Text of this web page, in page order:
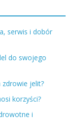
serwis i dobór
do swojego
zdrowie jelit?
korzyści?
i